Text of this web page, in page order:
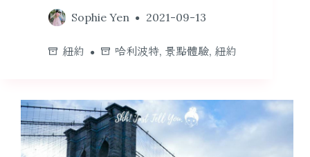
Sophie Yen
2021-09-13
紐約 哈利波特, 景點體驗, 紐約